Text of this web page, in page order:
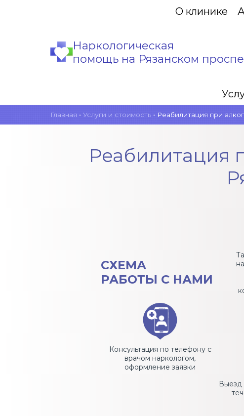
О клинике
Наркологическая
помощь на Рязанском
Главная • Услуги и стоимость • Реабилитация при
Реабилитация
СХЕМА
РАБОТЫ С НАМИ
Консультация по телефону с
врачом наркологом,
оформление заявки
Выезд